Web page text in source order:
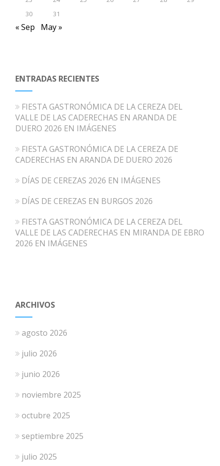
30
31
« Sep May »
ENTRADAS RECIENTES
FIESTA GASTRONÓMICA DE LA CEREZA DEL
VALLE DE LAS CADERECHAS EN ARANDA DE
DUERO 2026 EN IMÁGENES
FIESTA GASTRONÓMICA DE LA CEREZA DE
CADERECHAS EN ARANDA DE DUERO 2026
DÍAS DE CEREZAS 2026 EN IMÁGENES
DÍAS DE CEREZAS EN BURGOS 2026
FIESTA GASTRONÓMICA DE LA CEREZA DEL
VALLE DE LAS CADERECHAS EN MIRANDA DE EBRO
2026 EN IMÁGENES
ARCHIVOS
agosto 2026
julio 2026
junio 2026
noviembre 2025
octubre 2025
septiembre 2025
julio 2025